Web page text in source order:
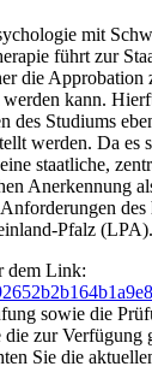
mit
führt zur
die Approbation
kann.
des Studiums
werden. Da es
staatliche,
Anerkennung
des
Pfalz (LPA).
dem Link:
sowie die
zur Verfügung
Sie die